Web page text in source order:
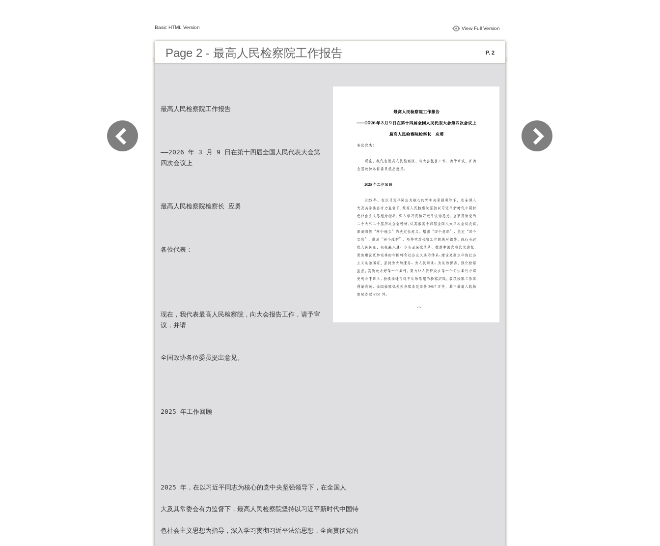
Basic HTML Version View Full Version
Page 2 - 最高人民检察院工作报告 P. 2
最高人民检察院工作报告
——2026 年 3 月 9 日在第十四届全国人民代表大会第
四次会议上
最高人民检察院检察长 应勇
各位代表：
现在，我代表最高人民检察院，向大会报告工作，请予审
议，并请
全国政协各位委员提出意见。
2025 年工作回顾
2025 年，在以习近平同志为核心的党中央坚强领导下，在全国人
大及其常委会有力监督下，最高人民检察院坚持以习近平新时代中国特
色社会主义思想为指导，深入学习贯彻习近平法治思想，全面贯彻党的